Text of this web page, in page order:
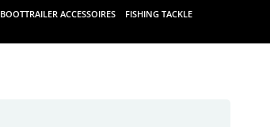
BOOTTRAILER ACCESSOIRES FISHING TACKLE